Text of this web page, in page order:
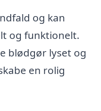
og kan
og funktionelt.
blødgør lyset og
en rolig